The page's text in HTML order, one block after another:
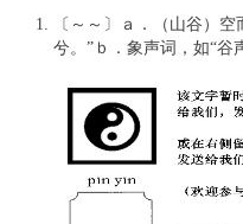
〔～～〕ａ．（山谷）
兮。”ｂ．象声词，如“谷